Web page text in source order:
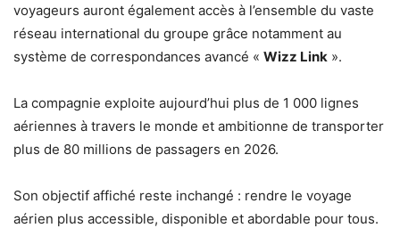
voyageurs auront également accès à l’ensemble du vaste
réseau international du groupe grâce notamment au
système de correspondances avancé « Wizz Link ».
La compagnie exploite aujourd’hui plus de 1 000 lignes
aériennes à travers le monde et ambitionne de transporter
plus de 80 millions de passagers en 2026.
Son objectif affiché reste inchangé : rendre le voyage
aérien plus accessible, disponible et abordable pour tous.